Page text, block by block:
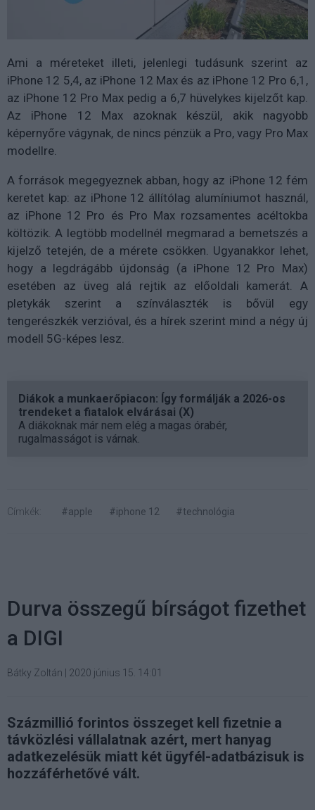
Ami a méreteket illeti, jelenlegi tudásunk szerint az
iPhone 12 5,4, az iPhone 12 Max és az iPhone 12 Pro 6,1,
az iPhone 12 Pro Max pedig a 6,7 hüvelykes kijelzőt kap.
Az iPhone 12 Max azoknak készül, akik nagyobb
képernyőre vágynak, de nincs pénzük a Pro, vagy Pro Max
modellre.
A források megegyeznek abban, hogy az iPhone 12 fém
keretet kap: az iPhone 12 állítólag alumíniumot használ,
az iPhone 12 Pro és Pro Max rozsamentes acéltokba
költözik. A legtöbb modellnél megmarad a bemetszés a
kijelző tetején, de a mérete csökken. Ugyanakkor lehet,
hogy a legdrágább újdonság (a iPhone 12 Pro Max)
esetében az üveg alá rejtik az előoldali kamerát. A
pletykák szerint a színválaszték is bővül egy
tengerészkék verzióval, és a hírek szerint mind a négy új
modell 5G-képes lesz.
Diákok a munkaerőpiacon: Így formálják a 2026-os
trendeket a fiatalok elvárásai (X)
A diákoknak már nem elég a magas órabér,
rugalmasságot is várnak.
Címkék: #apple #iphone 12 #technológia
Durva összegű bírságot fizethet
a DIGI
Bátky Zoltán 2020 június 15. 14:01
Százmillió forintos összeget kell fizetnie a
távközlési vállalatnak azért, mert hanyag
adatkezelésük miatt két ügyfél-adatbázisuk is
hozzáférhetővé vált.